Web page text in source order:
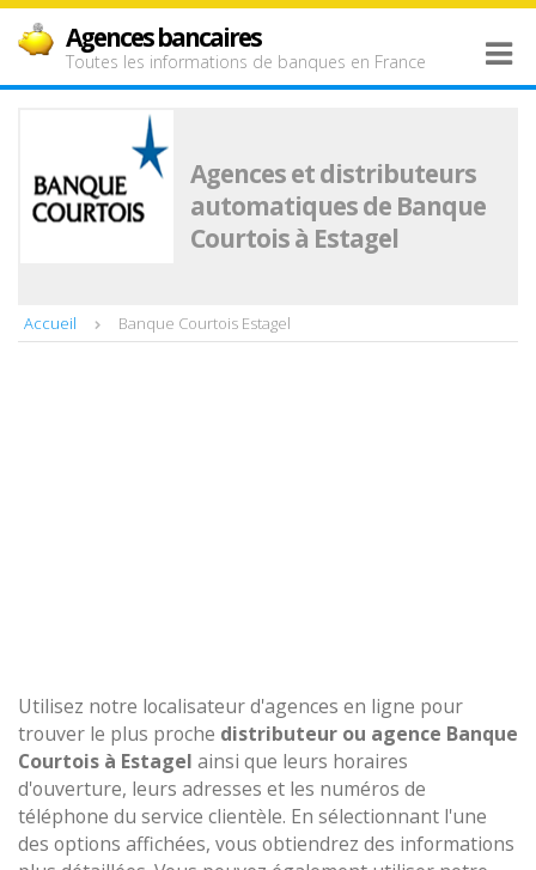
Agences bancaires
Toutes les informations de banques en France
Agences et distributeurs
automatiques de Banque
Courtois à Estagel
Accueil Banque Courtois Estagel
Utilisez notre localisateur d'agences en ligne pour
trouver le plus proche distributeur ou agence Banque
Courtois à Estagel ainsi que leurs horaires
d'ouverture, leurs adresses et les numéros de
téléphone du service clientèle. En sélectionnant l'une
des options affichées, vous obtiendrez des informations